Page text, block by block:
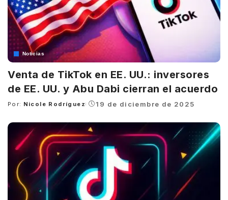
Noticias
Venta de TikTok en EE. UU.: inversores
de EE. UU. y Abu Dabi cierran el acuerdo
Posted
Por: Nicole Rodríguez 19 de diciembre de 2025